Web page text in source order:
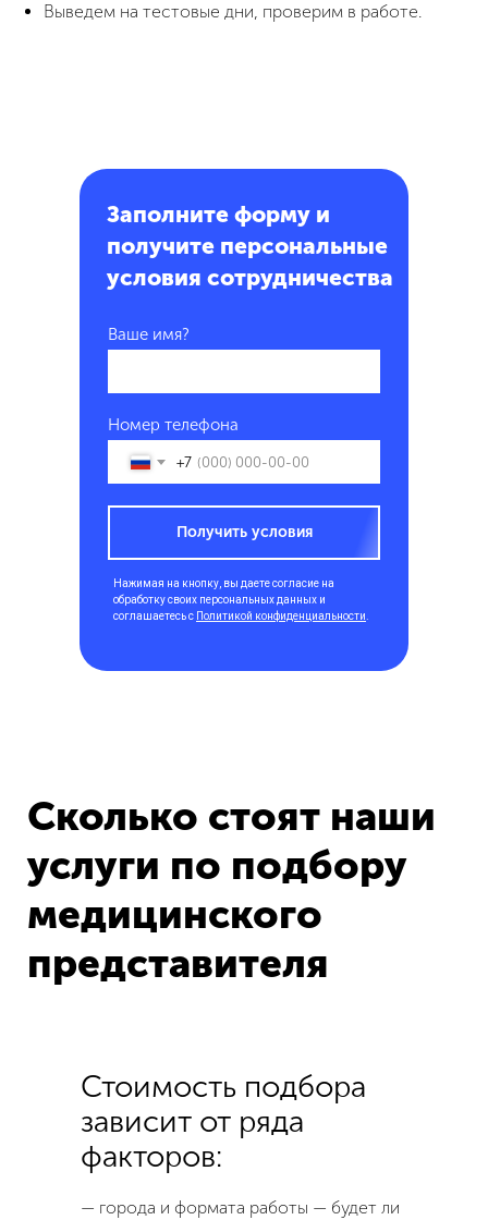
Выведем на тестовые дни, проверим в работе.
Заполните форму и
получите персональные
условия сотрудничества
Ваше имя?
Номер телефона
+7
Получить условия
Нажимая на кнопку, вы даете согласие на
обработку своих персональных данных и
соглашаетесь с Политикой конфиденциальности.
Сколько стоят наши
услуги по подбору
медицинского
представителя
Стоимость подбора
зависит от ряда
факторов:
— города и формата работы — будет ли